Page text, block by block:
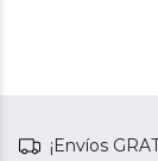
¡Envíos